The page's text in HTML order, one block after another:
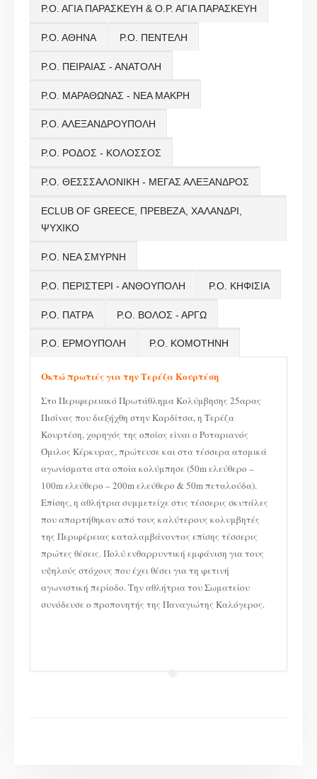
Ρ.Ο. ΑΓΙΑ ΠΑΡΑΣΚΕΥΗ & Ο.Ρ. ΑΓΙΑ ΠΑΡΑΣΚΕΥΗ
Ρ.Ο. ΑΘΗΝΑ Ρ.Ο. ΠΕΝΤΕΛΗ
Ρ.Ο. ΠΕΙΡΑΙΑΣ - ΑΝΑΤΟΛΗ
Ρ.Ο. ΜΑΡΑΘΩΝΑΣ - ΝΕΑ ΜΑΚΡΗ
Ρ.Ο. ΑΛΕΞΑΝΔΡΟΥΠΟΛΗ
Ρ.Ο. ΡΟΔΟΣ - ΚΟΛΟΣΣΟΣ
Ρ.Ο. ΘΕΣΣΣΑΛΟΝΙΚΗ - ΜΕΓΑΣ ΑΛΕΞΑΝΔΡΟΣ
ECLUB OF GREECE, ΠΡΕΒΕΖΑ, ΧΑΛΑΝΔΡΙ,
ΨΥΧΙΚΟ
Ρ.Ο. ΝΕΑ ΣΜΥΡΝΗ
Ρ.Ο. ΠΕΡΙΣΤΕΡΙ - ΑΝΘΟΥΠΟΛΗ Ρ.Ο. ΚΗΦΙΣΙΑ
Ρ.Ο. ΠΑΤΡΑ Ρ.Ο. ΒΟΛΟΣ - ΑΡΓΩ
Ρ.Ο. ΕΡΜΟΥΠΟΛΗ Ρ.Ο. ΚΟΜΟΤΗΝΗ
Οκτώ πρωτιές για την Τερέζα Κουρτέση
Στο Περιφερειακό Πρωτάθλημα Κολύμβησης 25αρας
Πισίνας που διεξήχθη στην Καρδίτσα, η Τερέζα
Κουρτέση, χορηγός της οποίας είναι ο Ροταριανός
Όμιλος Κέρκυρας, πρώτευσε και στα τέσσερα ατομικά
αγωνίσματα στα οποία κολύμπησε (50m ελεύθερο –
100m ελεύθερο – 200m ελεύθερο & 50m πεταλούδα).
Επίσης, η αθλήτρια συμμετείχε στις τέσσερις σκυτάλες
που απαρτήθηκαν από τους καλύτερους κολυμβητές
της Περιφέρειας καταλαμβάνοντας επίσης τέσσερις
πρώτες θέσεις. Πολύ ενθαρρυντική εμφάνιση για τους
υψηλούς στόχους που έχει θέσει για τη φετινή
αγωνιστική περίοδο. Την αθλήτρια του Σωματείου
συνόδευσε ο προπονητής της Παναγιώτης Καλόγερος.